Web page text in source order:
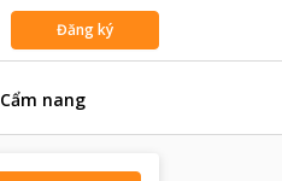
Đăng ký
Cẩm nang